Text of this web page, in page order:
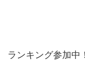
ランキング参加中！